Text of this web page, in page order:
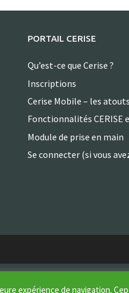
PORTAIL CERISE
Qu’est-ce que Cerise ?
Inscriptions
Cerise Mobile – les
Fonctionnalités CERISE
Module de prise en main
Se connecter (si vous
expérience de navigation.